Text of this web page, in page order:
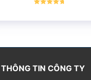
5 sao
THÔNG TIN CÔNG TY